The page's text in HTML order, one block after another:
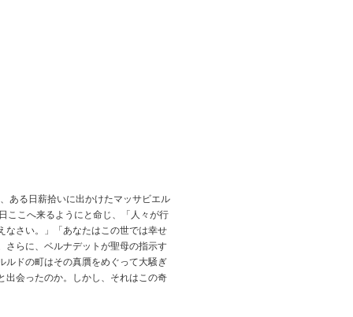
ある日薪拾いに出かけたマッサビエル
ここへ来るようにと命じ、「人々が行
なさい。」「あなたはこの世では幸せ
さらに、ベルナデットが聖母の指示す
ルドの町はその真贋をめぐって大騒ぎ
出会ったのか。しかし、それはこの奇